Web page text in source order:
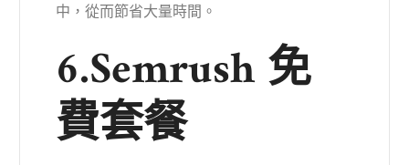
中，從而節省大量時間。
6.Semrush 免
費套餐